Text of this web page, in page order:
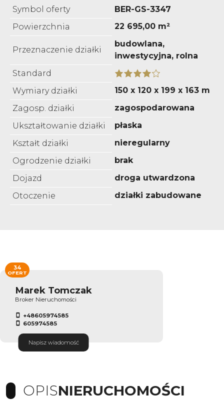
Symbol oferty
BER-GS-3347
Powierzchnia
22 695,00 m²
Przeznaczenie działki
budowlana,
inwestycyjna, rolna
Standard
Wymiary działki
150 x 120 x 199 x 163 m
Zagosp. działki
zagospodarowana
Ukształtowanie działki
płaska
Kształt działki
nieregularny
Ogrodzenie działki
brak
Dojazd
droga utwardzona
Otoczenie
działki zabudowane
Marek Tomczak
Broker Nieruchomości
+48605974585
605974585
Napisz wiadomość
34
OFERT
OPISNIERUCHOMOŚCI